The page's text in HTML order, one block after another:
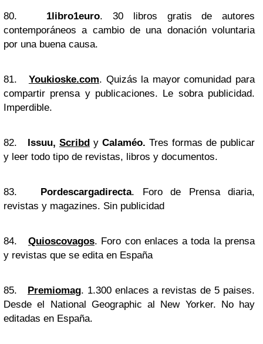
80. 1libro1euro. 30 libros gratis de autores
contemporáneos a cambio de una donación voluntaria
por una buena causa.
81. Youkioske.com. Quizás la mayor comunidad para
compartir prensa y publicaciones. Le sobra publicidad.
Imperdible.
82. Issuu, Scribd y Calaméo. Tres formas de publicar
y leer todo tipo de revistas, libros y documentos.
83. Pordescargadirecta. Foro de Prensa diaria,
revistas y magazines. Sin publicidad
84. Quioscovagos. Foro con enlaces a toda la prensa
y revistas que se edita en España
85. Premiomag. 1.300 enlaces a revistas de 5 paises.
Desde el National Geographic al New Yorker. No hay
editadas en España.